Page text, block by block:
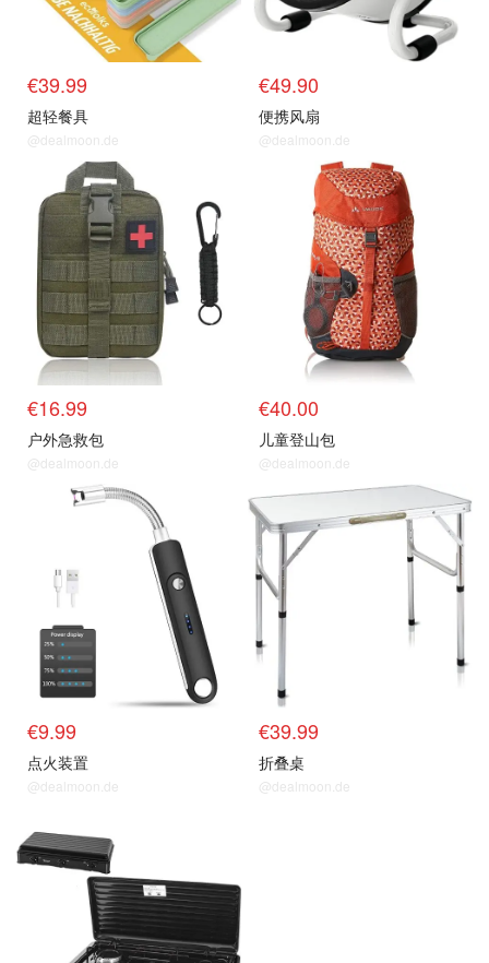
€39.99
超轻餐具
@dealmoon.de
€49.90
便携风扇
@dealmoon.de
€16.99
户外急救包
@dealmoon.de
€40.00
儿童登山包
@dealmoon.de
€9.99
点火装置
@dealmoon.de
€39.99
折叠桌
@dealmoon.de